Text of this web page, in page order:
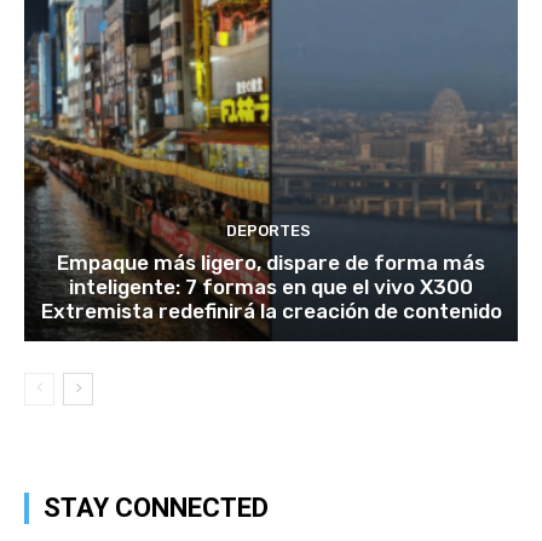
DEPORTES
Empaque más ligero, dispare de forma más
inteligente: 7 formas en que el vivo X300
Extremista redefinirá la creación de contenido
STAY CONNECTED